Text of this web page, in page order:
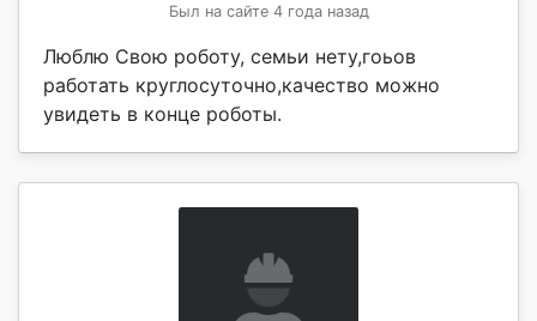
Был на сайте 4 года назад
Люблю Свою роботу, семьи нету,гоьов
работать круглосуточно,качество можно
увидеть в конце роботы.